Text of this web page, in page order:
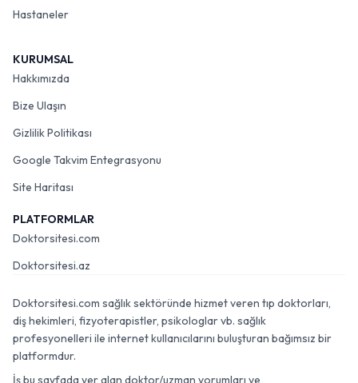
Hastaneler
KURUMSAL
Hakkımızda
Bize Ulaşın
Gizlilik Politikası
Google Takvim Entegrasyonu
Site Haritası
PLATFORMLAR
Doktorsitesi.com
Doktorsitesi.az
Doktorsitesi.com sağlık sektöründe hizmet veren tıp doktorları,
diş hekimleri, fizyoterapistler, psikologlar vb. sağlık
profesyonelleri ile internet kullanıcılarını buluşturan bağımsız bir
platformdur.
İş bu sayfada yer alan doktor/uzman yorumları ve